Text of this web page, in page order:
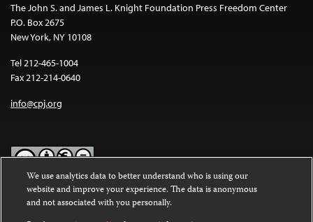
The John S. and James L. Knight Foundation Press Freedom Center
P.O. Box 2675
New York, NY 10108
Tel 212-465-1004
Fax 212-214-0640
info@cpj.org
Except where noted, text on this website is licensed under a
Commons Attribution-NonCommercial-NoDerivatives 4.0
We use analytics data to better understand who is using our
website and improve your experience. The data is anonymous
and not associated with you personally.